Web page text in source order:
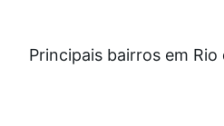
Principais bairros em Rio